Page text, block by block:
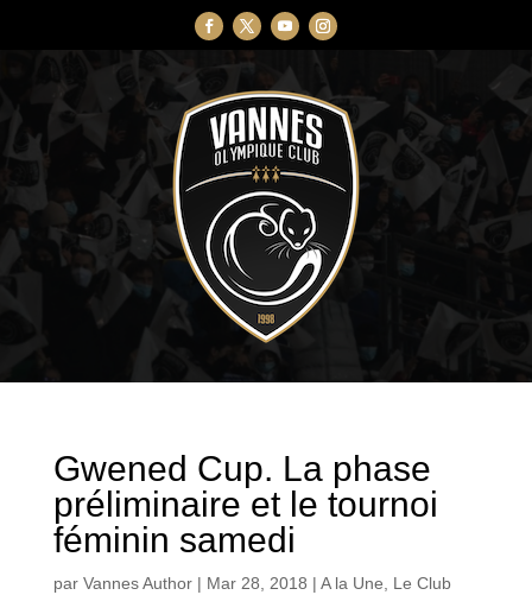
Gwened Cup. La phase
préliminaire et le tournoi
féminin samedi
par Vannes Author| Mar 28, 2018 | A la Une, Le Club